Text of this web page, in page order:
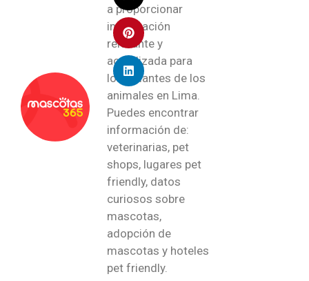
a proporcionar
información
relevante y
actualizada para
los amantes de los
animales en Lima.
Puedes encontrar
información de:
veterinarias, pet
shops, lugares pet
friendly, datos
curiosos sobre
mascotas,
adopción de
mascotas y hoteles
pet friendly.